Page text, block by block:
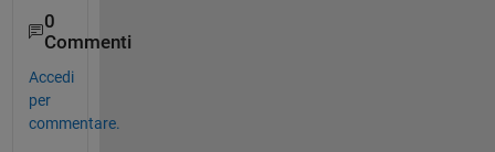
0
Commenti
Accedi
per
commentare.